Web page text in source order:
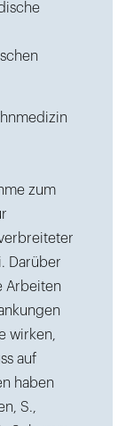
zum
Darüber
Arbeiten
wirken,
auf
haben
S.,